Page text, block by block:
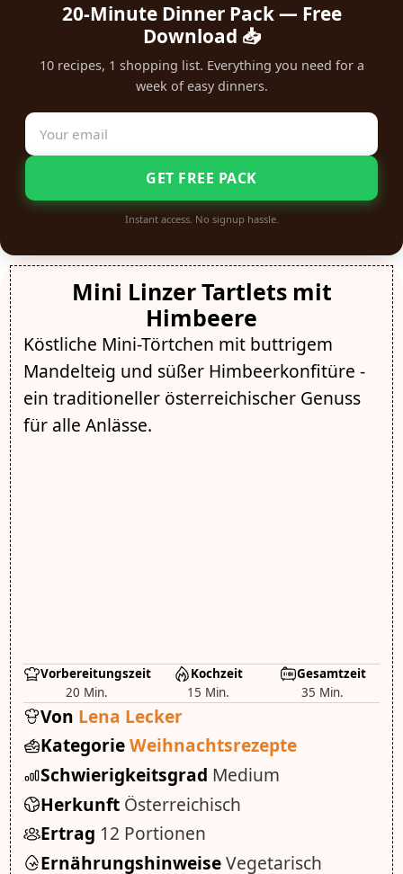
20-Minute Dinner Pack — Free
Download 📥
10 recipes, 1 shopping list. Everything you need for a
week of easy dinners.
GET FREE PACK
Instant access. No signup hassle.
Mini Linzer Tartlets mit
Himbeere
Köstliche Mini-Törtchen mit buttrigem
Mandelteig und süßer Himbeerkonfitüre -
ein traditioneller österreichischer Genuss
für alle Anlässe.
Vorbereitungszeit
20 Min.
Kochzeit
15 Min.
Gesamtzeit
35 Min.
Von Lena Lecker
KategorieWeihnachtsrezepte
Schwierigkeitsgrad Medium
Herkunft Österreichisch
Ertrag 12 Portionen
ErnährungshinweiseVegetarisch